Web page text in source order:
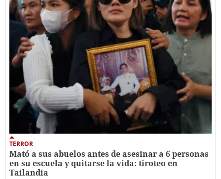
TERROR
Mató a sus abuelos antes de asesinar a 6 personas
en su escuela y quitarse la vida: tiroteo en
Tailandia